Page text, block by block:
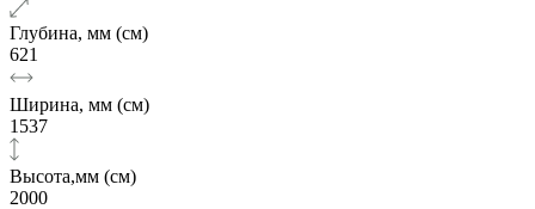
Глубина, мм (см)
621
Ширина, мм (см)
1537
Высота,мм (см)
2000